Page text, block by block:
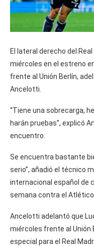
El lateral derecho del
miércoles en el estreno
frente al Unión Berlín,
Ancelotti.
“Tiene una sobrecarga,
harán pruebas”, explicó
encuentro.
Se encuentra bastante
serio”, añadió el técnico
internacional español de
semana contra el Atlético
Ancelotti adelantó que
miércoles frente al Unión
especial para el Real